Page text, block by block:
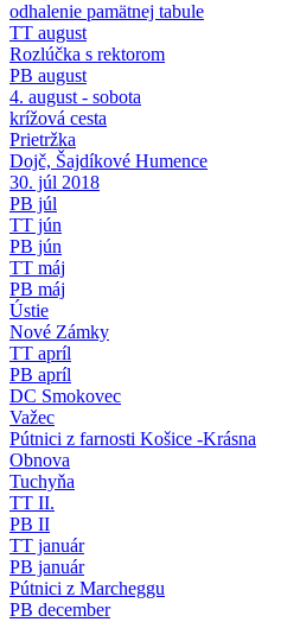
odhalenie pamätnej tabule
TT august
Rozlúčka s rektorom
PB august
4. august - sobota
krížová cesta
Prietržka
Dojč, Šajdíkové Humence
30. júl 2018
PB júl
TT jún
PB jún
TT máj
PB máj
Ústie
Nové Zámky
TT apríl
PB apríl
DC Smokovec
Važec
Pútnici z farnosti Košice -Krásna
Obnova
Tuchyňa
TT II.
PB II
TT január
PB január
Pútnici z Marcheggu
PB december